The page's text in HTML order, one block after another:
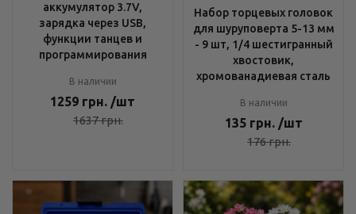
аккумулятор 3.7V,
зарядка через USB,
функции танцев и
программирования
В наличии
1259 грн. /шт
1637грн.
Набор торцевых головок
для шуруповерта 5-13 мм
- 9 шт, 1/4 шестигранный
хвостовик,
хромованадиевая сталь
В наличии
135 грн. /шт
176грн.